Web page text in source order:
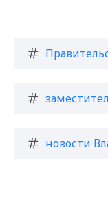
новости